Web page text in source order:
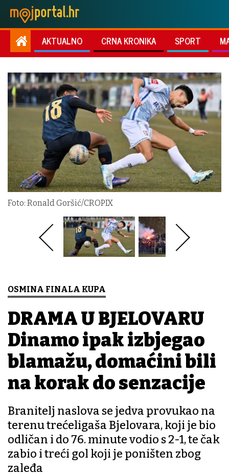
AKTUALNO CRNA KRONIKA SPORT
Foto: Ronald Goršić/CROPIX
OSMINA FINALA KUPA
DRAMA U BJELOVARU
Dinamo ipak izbjegao
blamažu, domaćini bili
na korak do senzacije
Branitelj naslova se jedva provukao na
terenu trećeligaša Bjelovara, koji je bio
odličan i do 76. minute vodio s 2-1, te čak
zabio i treći gol koji je poništen zbog
zaleđa